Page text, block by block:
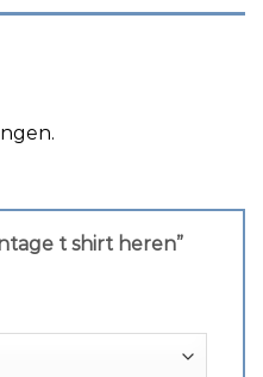
t shirt heren”